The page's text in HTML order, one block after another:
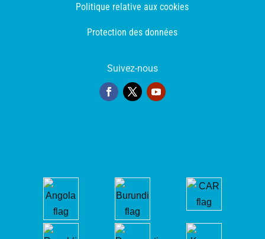
Politique relative aux cookies
Protection des données
Suivez-nous